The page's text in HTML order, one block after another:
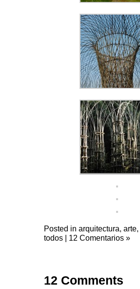
Posted in arquitectura, arte,
todos | 12 Comentarios »
12 Comments